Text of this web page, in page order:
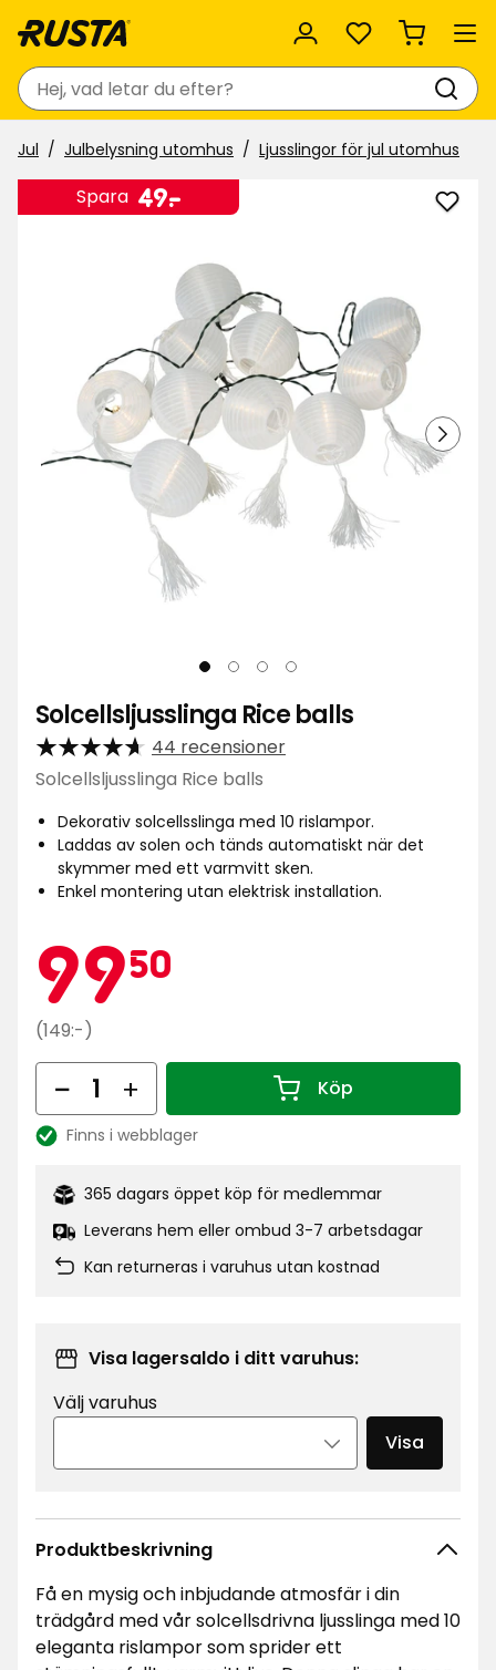
Favoriter
Sök
Jul Julbelysning utomhus Ljusslingor för jul utomhus
Spara Pris
49-
.49
kr
Lägg
Solcellsljusslinga Rice balls
44 recensioner
Solcellsljusslinga Rice balls
Dekorativ solcellsslinga med 10 rislampor.
Laddas av solen och tänds automatiskt när det
skymmer med ett varmvitt sken.
Enkel montering utan elektrisk installation.
9950
kr
Ordinarie
pris
149
kr
(149:-)
Antal Köp
Antal 1
Lagersaldo:
Finns i webblager
365 dagars öppet köp för medlemmar
Leverans hem eller ombud 3-7 arbetsdagar
Kan returneras i varuhus utan kostnad
Visa lagersaldo i ditt varuhus:
Välj varuhus
Visa
Produktbeskrivning
Få en mysig och inbjudande atmosfär i din
trädgård med vår solcellsdrivna ljusslinga med 10
eleganta rislampor som sprider ett